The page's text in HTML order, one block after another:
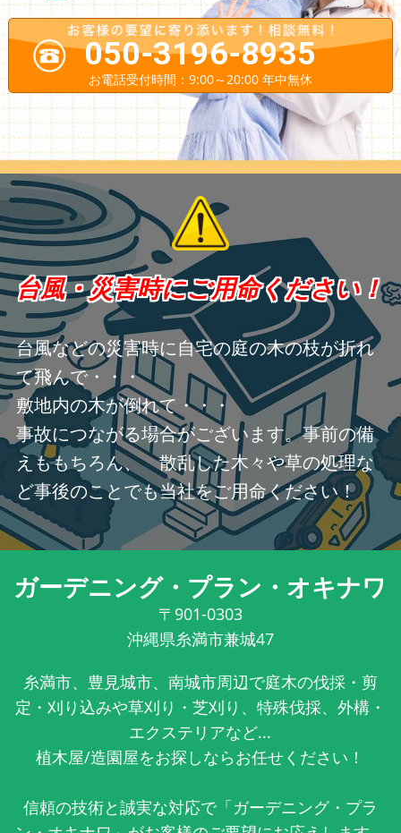
050-3196-8935
お電話受付時間：9:00～20:00 年中無休
台風・災害時にご用命ください！
台風などの災害時に自宅の庭の木の枝が折れ
て飛んで・・・
敷地内の木が倒れて・・・
事故につながる場合がございます。事前の備
えももちろん、 散乱した木々や草の処理な
ど事後のことでも当社をご用命ください！
ガーデニング・プラン・オキナワ
〒901-0303
沖縄県糸満市兼城47
糸満市、豊見城市、南城市周辺で庭木の伐採・剪
定・刈り込みや草刈り・芝刈り、特殊伐採、外構・
エクステリアなど...
植木屋/造園屋をお探しならお任せください！
信頼の技術と誠実な対応で「ガーデニング・プラ